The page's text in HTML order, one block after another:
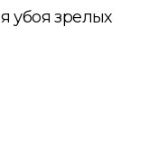
убоя зрелых